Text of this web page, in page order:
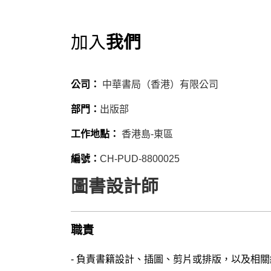
加入我們
公司： 中華書局（香港）有限公司
部門： 出版部
工作地點： 香港島-東區
編號： CH-PUD-8800025
圖書設計師
職責
- 負責書籍設計、插圖、剪片或排版，以及相